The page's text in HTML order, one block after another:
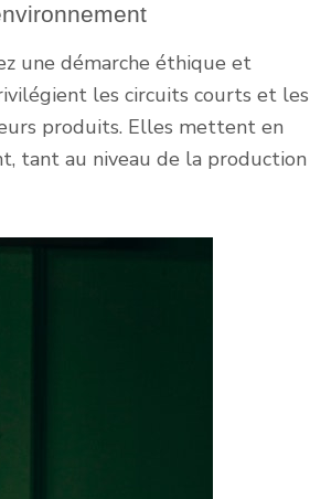
une démarche éthique et
les circuits courts et les
produits. Elles mettent en
tant au niveau de la production